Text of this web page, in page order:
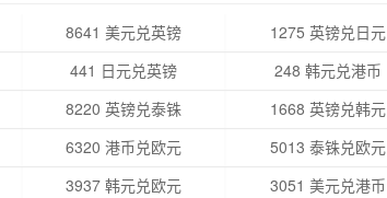
8641 美元兑英镑
1275 英镑兑日元
441 日元兑英镑
248 韩元兑港币
8220 英镑兑泰铢
1668 英镑兑韩元
6320 港币兑欧元
5013 泰铢兑欧元
3937 韩元兑欧元 3051 美元兑港币